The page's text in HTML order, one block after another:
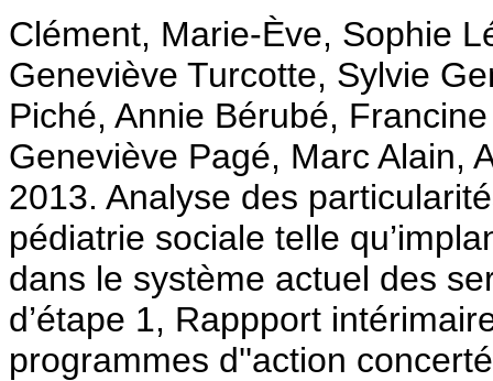
Clément, Marie-Ève, Sophie
Geneviève Turcotte, Sylvie
Piché, Annie Bérubé,
Geneviève Pagé, Marc Alain,
2013. Analyse des
pédiatrie sociale telle
dans le système actuel des
d’étape 1, Rappport
programmes d''action